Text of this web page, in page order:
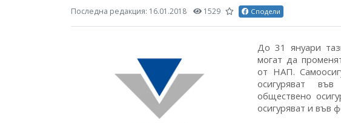
Последна редакция: 16.01.2018 1529 Сподели
До 31 януари
могат да
от НАП.
осигуряват
обществено
осигуряват и във